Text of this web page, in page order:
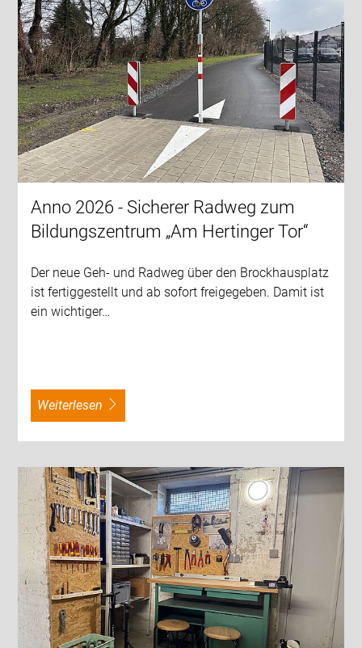
Anno 2026 - Sicherer Radweg zum
Bildungszentrum „Am Hertinger Tor“
Der neue Geh- und Radweg über den Brockhausplatz
ist fertiggestellt und ab sofort freigegeben. Damit ist
ein wichtiger…
weiterlesen